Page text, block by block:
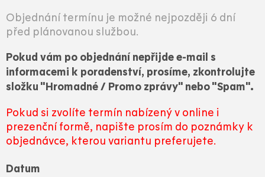
Objednání termínu je možné nejpozději 6 dní
před plánovanou službou.
Pokud vám po objednání nepřijde e-mail s
informacemi k poradenství, prosíme, zkontrolujte
složku "Hromadné / Promo zprávy" nebo "Spam".
Pokud si zvolíte termín nabízený v online i
prezenční formě, napište prosím do poznámky k
objednávce, kterou variantu preferujete.
Datum